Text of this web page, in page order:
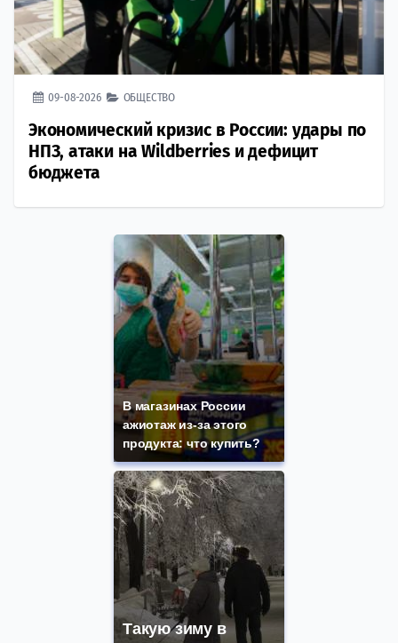
09-08-2026 ОБЩЕСТВО
Экономический кризис в России: удары по
НПЗ, атаки на Wildberries и дефицит
бюджета
В магазинах России
ажиотаж из-за этого
продукта: что купить?
Такую зиму в